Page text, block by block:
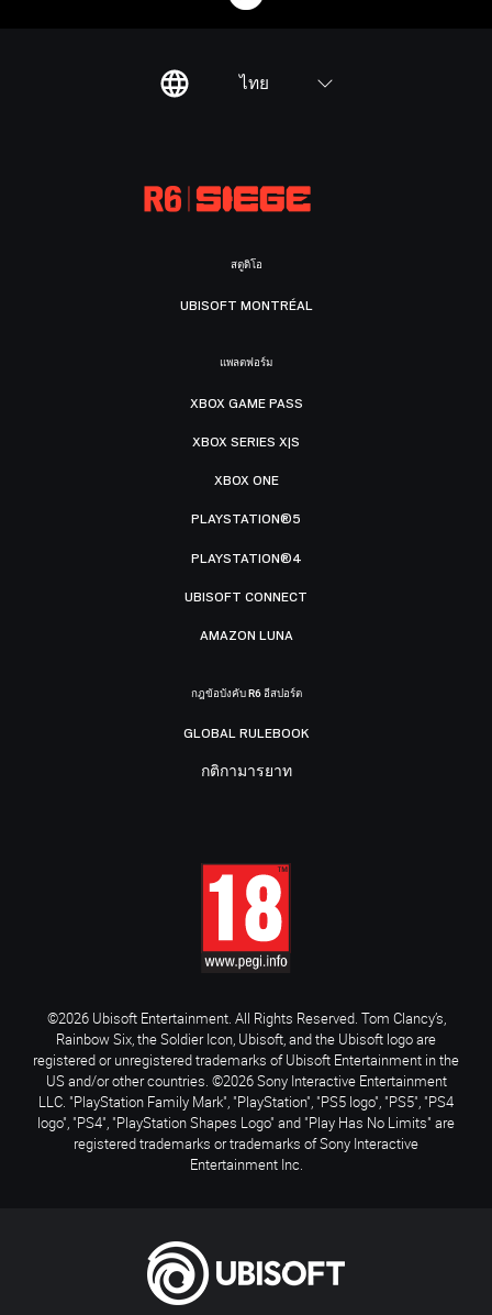
ไทย
สตูดิโอ
UBISOFT MONTRÉAL
แพลตฟอร์ม
XBOX GAME PASS
XBOX SERIES X|S
XBOX ONE
PLAYSTATION®5
PLAYSTATION®4
UBISOFT CONNECT
AMAZON LUNA
กฎข้อบังคับ R6 อีสปอร์ต
GLOBAL RULEBOOK
กติกามารยาท
©2026 Ubisoft Entertainment. All Rights Reserved. Tom Clancy’s,
Rainbow Six, the Soldier Icon, Ubisoft, and the Ubisoft logo are
registered or unregistered trademarks of Ubisoft Entertainment in the
US and/or other countries. ©2026 Sony Interactive Entertainment
LLC. "PlayStation Family Mark", "PlayStation", "PS5 logo", "PS5", "PS4
logo", "PS4", "PlayStation Shapes Logo" and "Play Has No Limits" are
registered trademarks or trademarks of Sony Interactive
Entertainment Inc.